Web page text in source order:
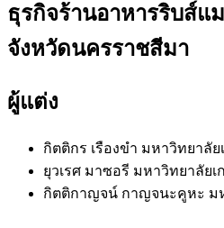
ธุรกิจร้านอาหารริบส์แ
จังหวัดนครราชสีมา
ผู้แต่ง
กิตติกร เรืองขำ มหาวิทยาลั
ยุวเรศ มาซอรี มหาวิทยาลัย
กิตติกาญจน์ กาญจนะคูหะ ม